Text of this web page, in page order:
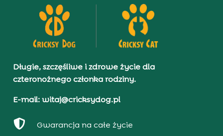
Długie, szczęśliwe i zdrowe życie dla
czteronożnego członka rodziny.
E-mail: witaj@cricksydog.pl
 Gwarancja na całe życie